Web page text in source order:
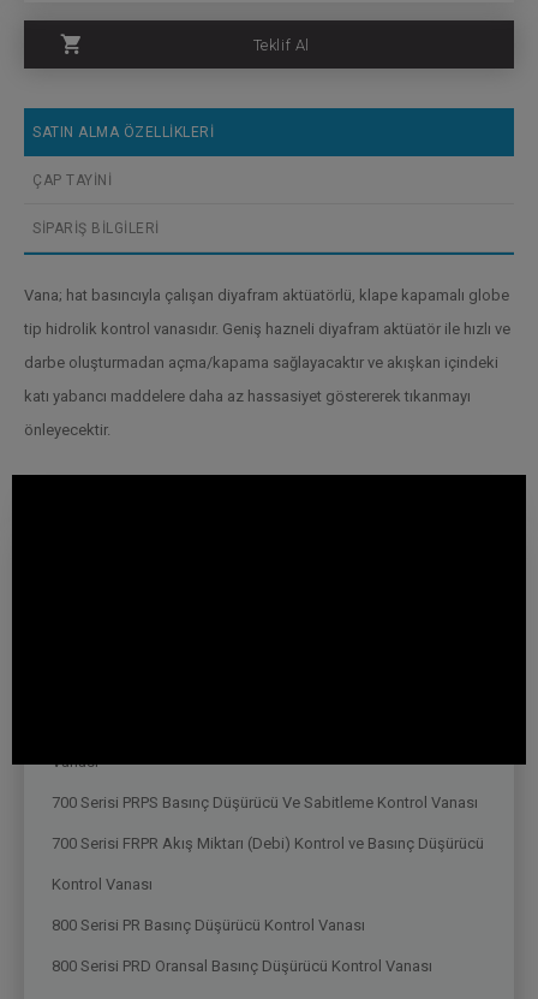
Teklif Al
Vanası
700 Serisi PRPS Basınç Düşürücü Ve Sabitleme Kontrol Vanası
700 Serisi FRPR Akış Miktarı (Debi) Kontrol ve Basınç Düşürücü
Kontrol Vanası
800 Serisi PR Basınç Düşürücü Kontrol Vanası
800 Serisi PRD Oransal Basınç Düşürücü Kontrol Vanası
SATIN ALMA ÖZELLİKLERİ
ÇAP TAYİNİ
SİPARİŞ BİLGİLERİ
Vana; hat basıncıyla çalışan diyafram aktüatörlü, klape kapamalı globe
tip hidrolik kontrol vanasıdır. Geniş hazneli diyafram aktüatör ile hızlı ve
darbe oluşturmadan açma/kapama sağlayacaktır ve akışkan içindeki
katı yabancı maddelere daha az hassasiyet göstererek tıkanmayı
önleyecektir.